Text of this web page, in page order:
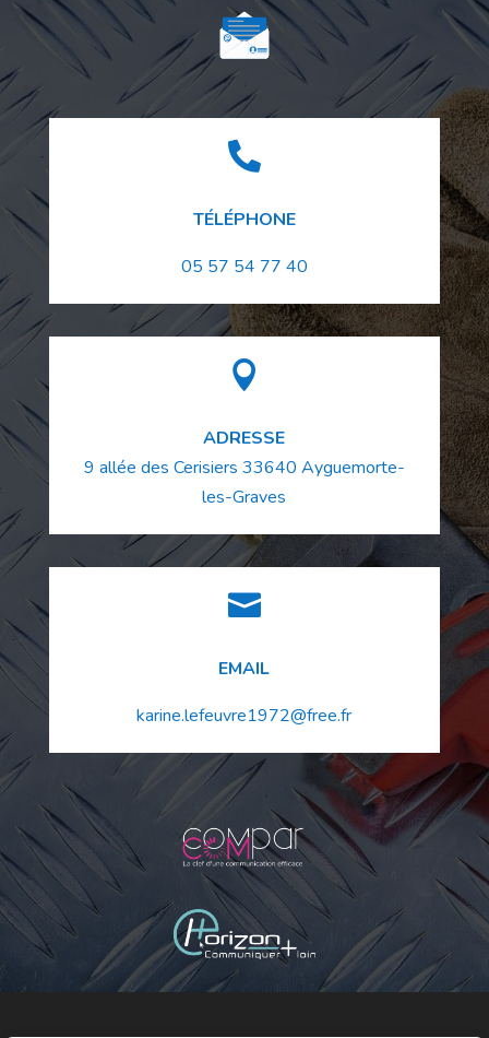

TÉLÉPHONE
05 57 54 77 40

ADRESSE
9 allée des Cerisiers 33640 Ayguemorte-
les-Graves

EMAIL
karine.lefeuvre1972@free.fr